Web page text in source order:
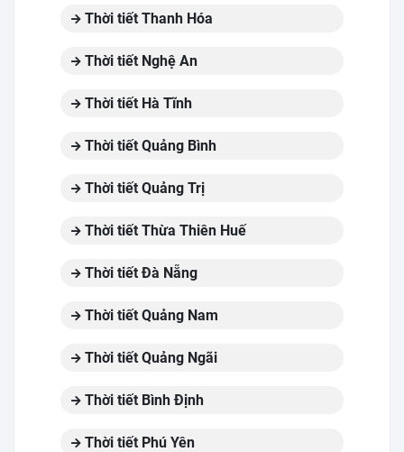
Thời tiết Thanh Hóa
Thời tiết Nghệ An
Thời tiết Hà Tĩnh
Thời tiết Quảng Bình
Thời tiết Quảng Trị
Thời tiết Thừa Thiên Huế
Thời tiết Đà Nẵng
Thời tiết Quảng Nam
Thời tiết Quảng Ngãi
Thời tiết Bình Định
Thời tiết Phú Yên